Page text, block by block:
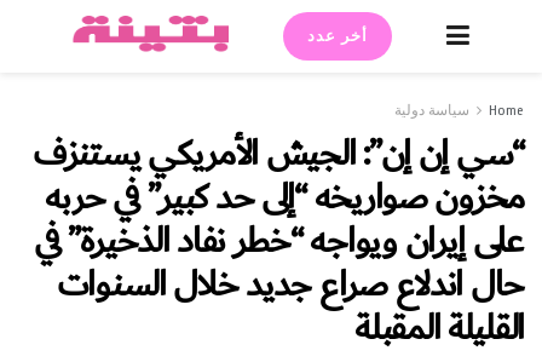
أخر عدد
Home سياسة دولية
“سي إن إن”: الجيش الأمريكي يستنزف
مخزون صواريخه “إلى حد كبير” في حربه
على إيران ويواجه “خطر نفاد الذخيرة” في
حال اندلاع صراع جديد خلال السنوات
القليلة المقبلة